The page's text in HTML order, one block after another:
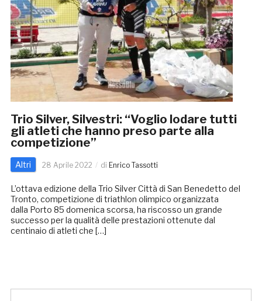
Trio Silver, Silvestri: “Voglio lodare tutti
gli atleti che hanno preso parte alla
competizione”
Altri 28 Aprile 2022 di Enrico Tassotti
L’ottava edizione della Trio Silver Città di San Benedetto del
Tronto, competizione di triathlon olimpico organizzata
dalla Porto 85 domenica scorsa, ha riscosso un grande
successo per la qualità delle prestazioni ottenute dal
centinaio di atleti che […]